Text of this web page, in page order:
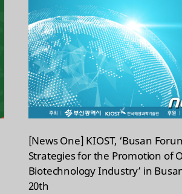
[News One] KIOST, ‘Busan
Strategies for the Promotion of
Biotechnology Industry’ in
20th